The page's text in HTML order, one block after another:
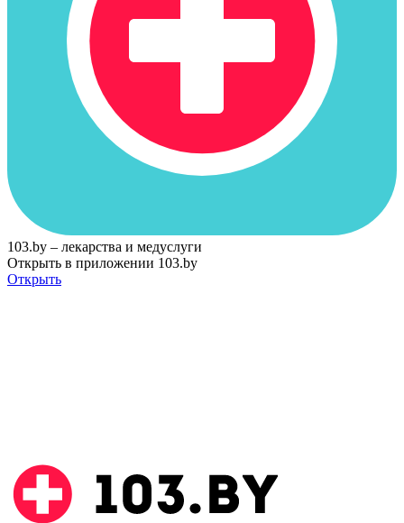
103.by – лекарства и медуслуги
Открыть в приложении 103.by
Открыть